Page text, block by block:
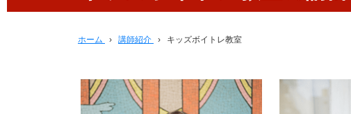
ホーム › 講師紹介 › キッズボイトレ教室